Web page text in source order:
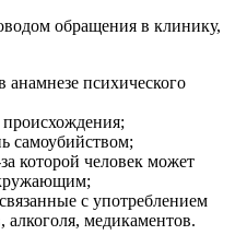
обращения в клинику,
психического
происхождения;
самоубийством;
которой человек может
с употреблением
медикаментов.